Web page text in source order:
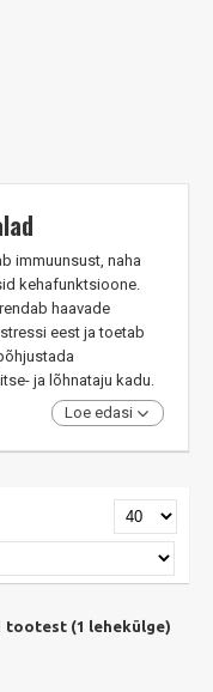
immuunsust, naha
kehafunktsioone.
haavade
eest ja toetab
ja lõhnataju kadu.
Loe edasi
tootest (1 lehekülge)